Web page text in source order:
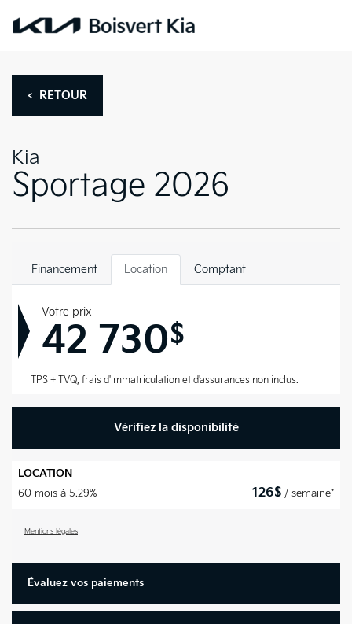
< RETOUR
Kia
Sportage 2026
Financement Location Comptant
Votre prix
42 730$
TPS + TVQ, frais d'immatriculation et d'assurances non inclus.
Vérifiez la disponibilité
LOCATION
60 mois à 5.29%
126$ / semaine*
Mentions légales
Évaluez vos paiements